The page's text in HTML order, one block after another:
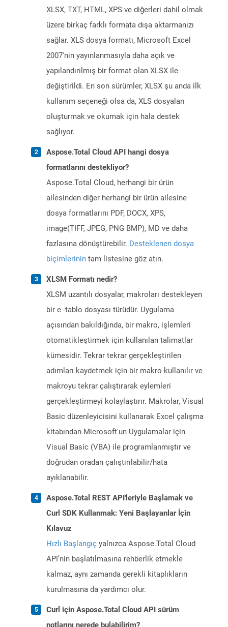
XLSX, TXT, HTML, XPS ve diğerleri dahil olmak
üzere birkaç farklı formata dışa aktarmanızı
sağlar. XLS dosya formatı, Microsoft Excel
2007'nin yayınlanmasıyla daha açık ve
yapılandırılmış bir format olan XLSX ile
değiştirildi. En son sürümler, XLSX şu anda ilk
kullanım seçeneği olsa da, XLS dosyaları
oluşturmak ve okumak için hala destek
sağlıyor.
Aspose.Total Cloud API hangi dosya
formatlarını destekliyor?
Aspose.Total Cloud, herhangi bir ürün
ailesinden diğer herhangi bir ürün ailesine
dosya formatlarını PDF, DOCX, XPS,
image(TIFF, JPEG, PNG BMP), MD ve daha
fazlasına dönüştürebilir. Desteklenen dosya
biçimlerinin tam listesine göz atın.
XLSM Formatı nedir?
XLSM uzantılı dosyalar, makroları destekleyen
bir e -tablo dosyası türüdür. Uygulama
açısından bakıldığında, bir makro, işlemleri
otomatikleştirmek için kullanılan talimatlar
kümesidir. Tekrar tekrar gerçekleştirilen
adımları kaydetmek için bir makro kullanılır ve
makroyu tekrar çalıştırarak eylemleri
gerçekleştirmeyi kolaylaştırır. Makrolar, Visual
Basic düzenleyicisini kullanarak Excel çalışma
kitabından Microsoft'un Uygulamalar için
Visual Basic (VBA) ile programlanmıştır ve
doğrudan oradan çalıştırılabilir/hata
ayıklanabilir.
Aspose.Total REST API'leriyle Başlamak ve
Curl SDK Kullanmak: Yeni Başlayanlar İçin
Kılavuz
Hızlı Başlangıç yalnızca Aspose.Total Cloud
API’nin başlatılmasına rehberlik etmekle
kalmaz, aynı zamanda gerekli kitaplıkların
kurulmasına da yardımcı olur.
Curl için Aspose.Total Cloud API sürüm
notlarını nerede bulabilirim?